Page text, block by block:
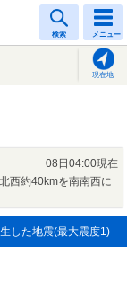
検索 メニュー
現在地
08日04:00現在
西約40kmを南南西に
した地震(最大震度1)